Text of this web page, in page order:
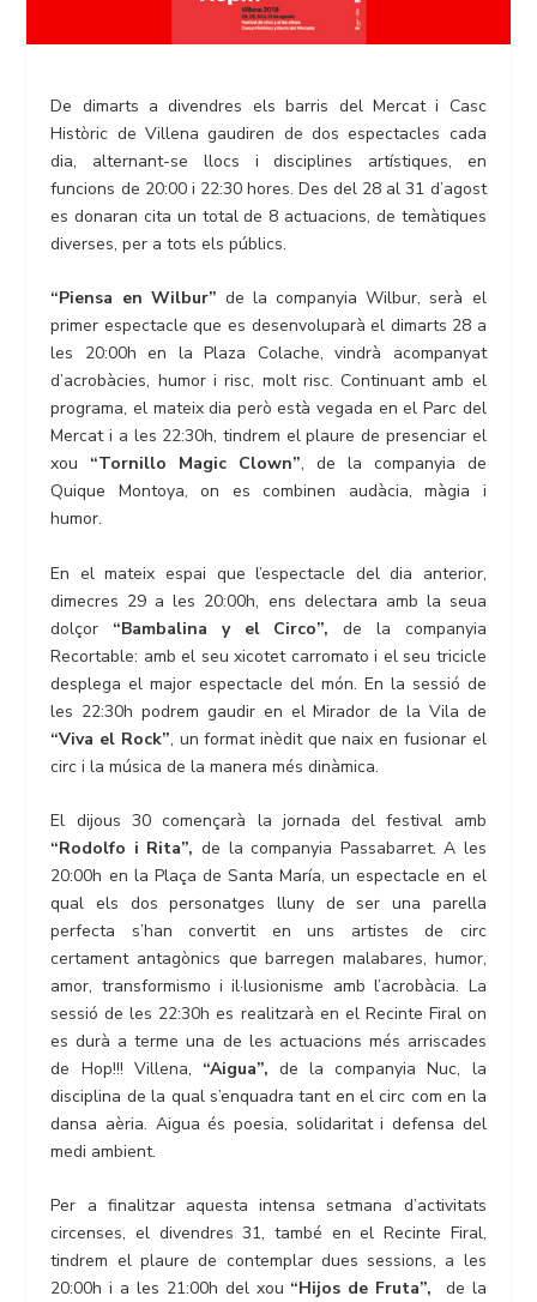
De dimarts a divendres els barris del Mercat i Casc
Històric de Villena gaudiren de dos espectacles cada
dia, alternant-se llocs i disciplines artístiques, en
funcions de 20:00 i 22:30 hores. Des del 28 al 31 d’agost
es donaran cita un total de 8 actuacions, de temàtiques
diverses, per a tots els públics.
“Piensa en Wilbur” de la companyia Wilbur, serà el
primer espectacle que es desenvoluparà el dimarts 28 a
les 20:00h en la Plaza Colache, vindrà acompanyat
d’acrobàcies, humor i risc, molt risc. Continuant amb el
programa, el mateix dia però està vegada en el Parc del
Mercat i a les 22:30h, tindrem el plaure de presenciar el
xou “Tornillo Magic Clown”, de la companyia de
Quique Montoya, on es combinen audàcia, màgia i
humor.
En el mateix espai que l’espectacle del dia anterior,
dimecres 29 a les 20:00h, ens delectara amb la seua
dolçor “Bambalina y el Circo”,de la companyia
Recortable: amb el seu xicotet carromato i el seu tricicle
desplega el major espectacle del món. En la sessió de
les 22:30h podrem gaudir en el Mirador de la Vila de
“Viva el Rock”, un format inèdit que naix en fusionar el
circ i la música de la manera més dinàmica.
El dijous 30 començarà la jornada del festival amb
“Rodolfo i Rita”, de la companyia Passabarret. A les
20:00h en la Plaça de Santa María, un espectacle en el
qual els dos personatges lluny de ser una parella
perfecta s’han convertit en uns artistes de circ
certament antagònics que barregen malabares, humor,
amor, transformismo i il·lusionisme amb l’acrobàcia. La
sessió de les 22:30h es realitzarà en el Recinte Firal on
es durà a terme una de les actuacions més arriscades
de Hop!!! Villena, “Aigua”, de la companyia Nuc, la
disciplina de la qual s’enquadra tant en el circ com en la
dansa aèria. Aigua és poesia, solidaritat i defensa del
medi ambient.
Per a finalitzar aquesta intensa setmana d’activitats
circenses, el divendres 31, també en el Recinte Firal,
tindrem el plaure de contemplar dues sessions, a les
20:00h i a les 21:00h del xou “Hijos de Fruta”,
de la